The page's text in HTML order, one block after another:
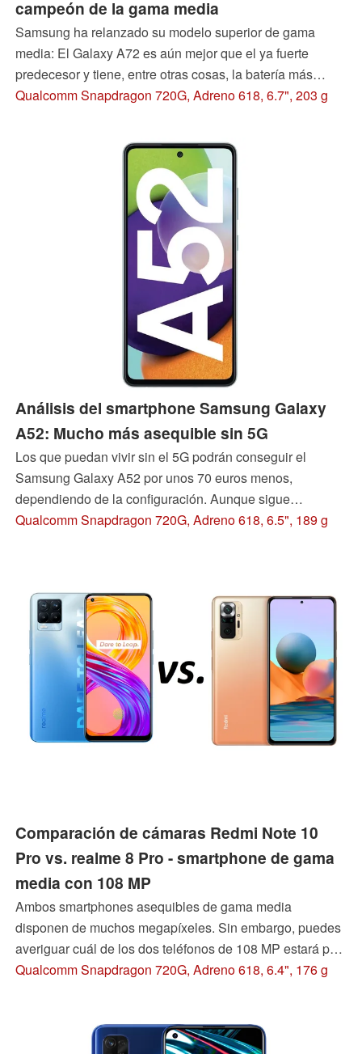
campeón de la gama media
Samsung ha relanzado su modelo superior de gama
media: El Galaxy A72 es aún mejor que el ya fuerte
predecesor y tiene, entre otras cosas, la batería más
grande y mejores cámaras. Como muestra el análisis, el
todos los rivales de gama media tienen que medirse este
Qualcomm Snapdragon 720G, Adreno 618, 6.7", 203 g
Análisis del smartphone Samsung Galaxy
A52: Mucho más asequible sin 5G
Los que puedan vivir sin el 5G podrán conseguir el
Samsung Galaxy A52 por unos 70 euros menos,
dependiendo de la configuración. Aunque sigue
habiendo un SoC más antiguo, la opción de elegir entre
Qualcomm Snapdragon 720G, Adreno 618, 6.5", 189 g
Comparación de cámaras Redmi Note 10
Pro vs. realme 8 Pro - smartphone de gama
media con 108 MP
Ambos smartphones asequibles de gama media
disponen de muchos megapíxeles. Sin embargo, puedes
averiguar cuál de los dos teléfonos de 108 MP estará por
delante al final y, por tanto, ofrece el mejor paquete de
Qualcomm Snapdragon 720G, Adreno 618, 6.4", 176 g